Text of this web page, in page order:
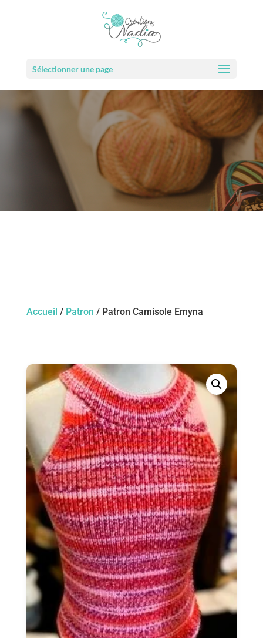
Sélectionner une page
Accueil / Patron / Patron Camisole Emyna